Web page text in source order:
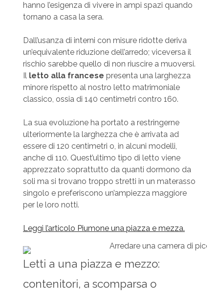
hanno l’esigenza di vivere in ampi spazi quando
tornano a casa la sera.
Dall’usanza di interni con misure ridotte deriva
un’equivalente riduzione dell’arredo; viceversa il
rischio sarebbe quello di non riuscire a muoversi.
Il letto alla francese presenta una larghezza
minore rispetto al nostro letto matrimoniale
classico, ossia di 140 centimetri contro 160.
La sua evoluzione ha portato a restringerne
ulteriormente la larghezza che è arrivata ad
essere di 120 centimetri o, in alcuni modelli,
anche di 110. Quest’ultimo tipo di letto viene
apprezzato soprattutto da quanti dormono da
soli ma si trovano troppo stretti in un materasso
singolo e preferiscono un’ampiezza maggiore
per le loro notti.
Leggi l’articolo Piumone una piazza e mezza.
Letti a una piazza e mezzo:
contenitori, a scomparsa o